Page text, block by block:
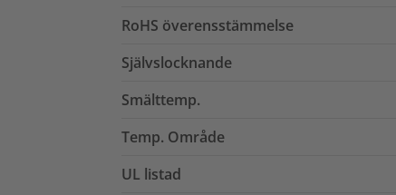
RoHS överensstämmelse
Självslocknande
Smälttemp.
Temp. Område
UL listad